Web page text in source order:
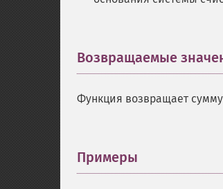
Возвращаемые
Функция возвращает
Примеры